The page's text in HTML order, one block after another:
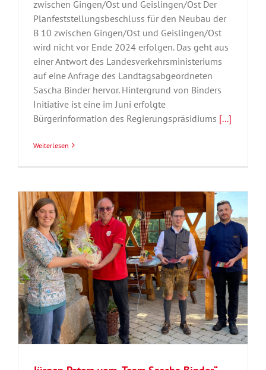
zwischen Gingen/Ost und Geislingen/Ost Der
Planfeststellungsbeschluss für den Neubau der
B 10 zwischen Gingen/Ost und Geislingen/Ost
wird nicht vor Ende 2024 erfolgen. Das geht aus
einer Antwort des Landesverkehrsministeriums
auf eine Anfrage des Landtagsabgeordneten
Sascha Binder hervor. Hintergrund von Binders
Initiative ist eine im Juni erfolgte
Bürgerinformation des Regierungspräsidiums [...]
Weiterlesen